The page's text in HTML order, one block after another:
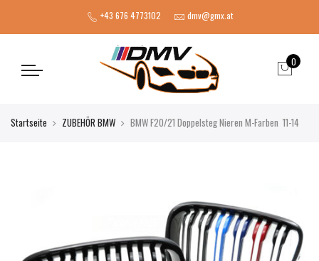
+43 676 4773102 dmv@gmx.at
0
Startseite ZUBEHÖR BMW BMW F20/21 Doppelsteg Nieren M-Farben 11-14